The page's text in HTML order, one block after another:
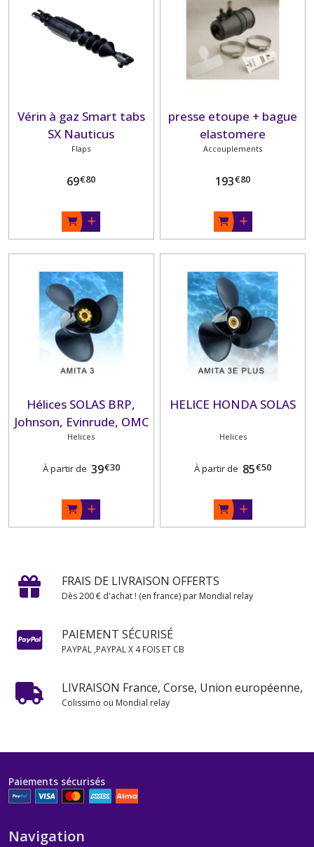
Vérin à gaz Smart tabs
SX Nauticus
Flaps
69€80
presse etoupe + bague
elastomere
Accouplements
193€80
Hélices SOLAS BRP,
Johnson, Evinrude, OMC
Helices
À partir de 39€30
HELICE HONDA SOLAS
Helices
À partir de 85€50
FRAIS DE LIVRAISON OFFERTS
Dès 200 € d'achat ! (en france) par Mondial relay
PAIEMENT SÉCURISÉ
PAYPAL ,PAYPAL X 4 FOIS ET CB
LIVRAISON France, Corse, Union européenne,
Colissimo ou Mondial relay
Paiements sécurisés
Navigation